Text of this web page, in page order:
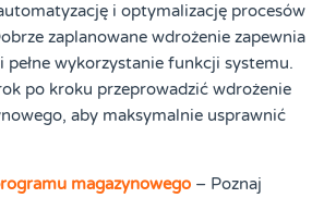
i optymalizację procesów
zaplanowane wdrożenie zapewnia
pełne wykorzystanie funkcji systemu.
po kroku przeprowadzić wdrożenie
aby maksymalnie usprawnić
magazynowego – Poznaj